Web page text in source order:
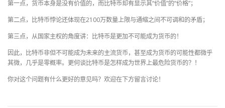
第一点，货币本身是没有价值的，而比特币却有显示其“价值”的“价格”；
第二点，比特币悖论还体现在2100万数量上限与通缩之间不可调和的矛盾；
第三点，从国家主权的角度讲：比特币是更加不可能成为货币的！
因此，比特币非但不可能成为未来的主流货币，甚至成为货币的可能性都微乎
其微，几乎是零概率。更何谈比特币是怎样成为世界上最危险货币的？！
你对这个问题有什么更好的意见吗？欢迎在下方留言讨论！